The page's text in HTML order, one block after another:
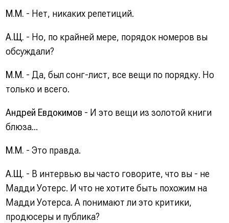
М.М. - Нет, никаких репетиций.
А.Щ. - Но, по крайней мере, порядок номеров вы
обсуждали?
М.М. - Да, был сонг-лист, все вещи по порядку. Но
только и всего.
Андрей Евдокимов - И это вещи из золотой книги
блюза...
М.М. - Это правда.
А.Щ. - В интервью вы часто говорите, что вы - не
Мадди Уотерс. И что не хотите быть похожим на
Мадди Уотерса. А понимают ли это критики,
продюсеры и публика?